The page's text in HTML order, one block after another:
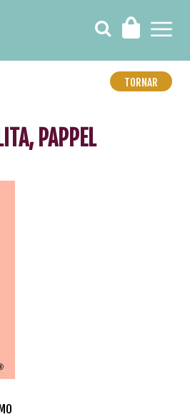
TORNAR
PAPPEL